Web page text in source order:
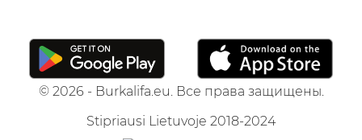
© 2026 - Burkalifa.eu. Все права защищены.
Stipriausi Lietuvoje 2018-2024